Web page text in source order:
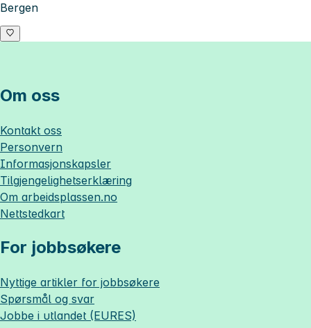
Bergen
Om oss
Kontakt oss
Personvern
Informasjonskapsler
Tilgjengelighetserklæring
Om arbeidsplassen.no
Nettstedkart
For jobbsøkere
Nyttige artikler for jobbsøkere
Spørsmål og svar
Jobbe i utlandet (EURES)